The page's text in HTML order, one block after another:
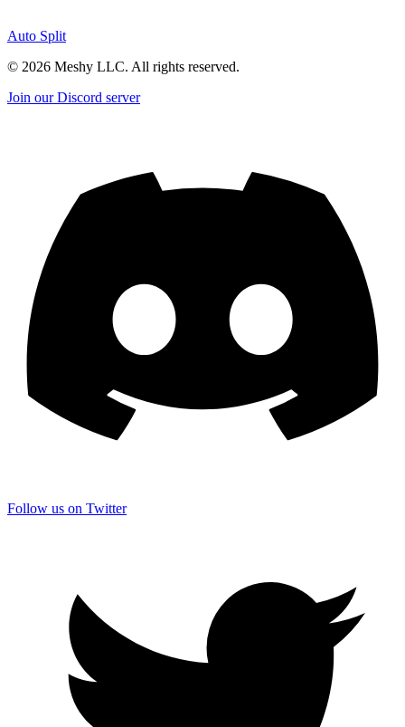
Auto Split
© 2026 Meshy LLC. All rights reserved.
Join our Discord server
Follow us on Twitter